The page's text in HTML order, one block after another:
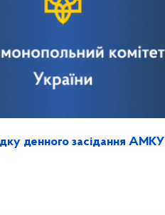
денного засідання АМКУ